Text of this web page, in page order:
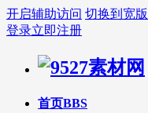
开启辅助访问 切换到宽版
登录立即注册
首页BBS